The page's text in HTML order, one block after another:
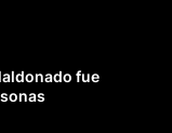
fue